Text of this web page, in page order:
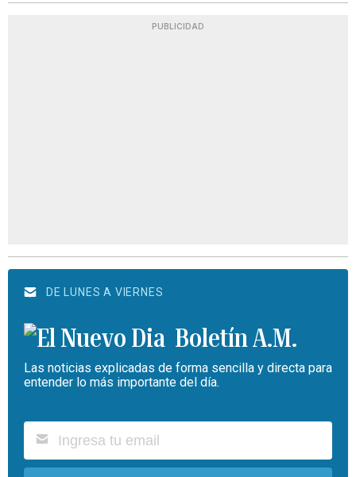
PUBLICIDAD
DE LUNES A VIERNES
Boletín A.M.
Las noticias explicadas de forma sencilla y directa para
entender lo más importante del día.